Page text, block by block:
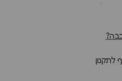
למיטה.
של המיטה מורגשת בכל פרט -
החזקים שמבטיחים יציבות לתקנון